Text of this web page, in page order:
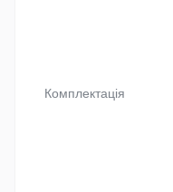
Комплектація